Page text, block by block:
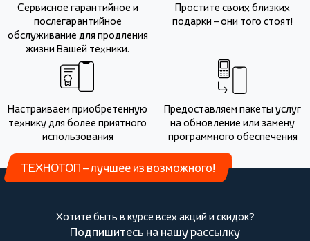
Сервисное гарантийное и
послегарантийное
обслуживание для продления
жизни Вашей техники.
Простите своих близких
подарки – они того стоят!
Настраиваем приобретенную
технику для более приятного
использования
Предоставляем пакеты услуг
на обновление или замену
программного обеспечения
ТЕХНОТОП – лучшее из возможного!
Хотите быть в курсе всех акций и скидок?
Подпишитесь на нашу рассылку